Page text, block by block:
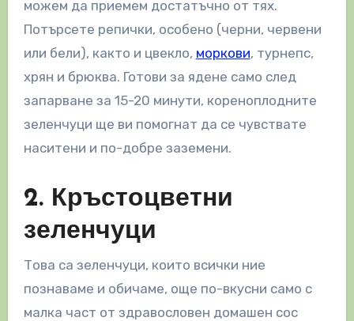
можем да приемем достатъчно от тях.
Потърсете репички, особено (черни, червени
или бели), както и цвекло, моркови, турнепс,
хрян и брюква. Готови за ядене само след
запарване за 15-20 минути, кореноплодните
зеленчуци ще ви помогнат да се чувствате
наситени и по-добре заземени.
2. Кръстоцветни
зеленчуци
Това са зеленчуци, които всички ние
познаваме и обичаме, още по-вкусни само с
малка част от здравословен домашен сос